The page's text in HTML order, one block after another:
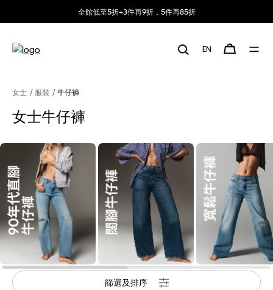
全館低至5折+3件再9折，5件再85折
EN
女士 服裝 牛仔褲
女士牛仔褲
篩選及排序